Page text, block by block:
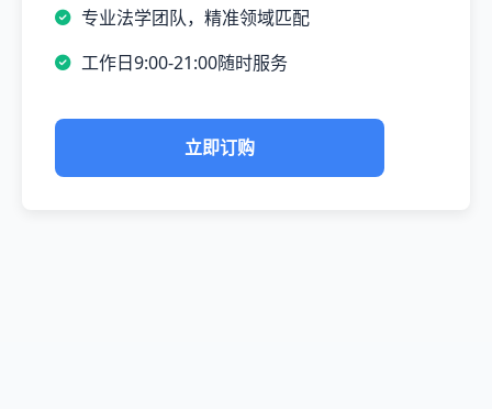
专业法学团队，精准领域匹配
工作日9:00-21:00随时服务
立即订购